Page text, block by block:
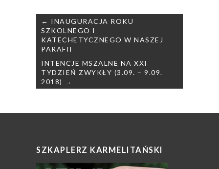
Nawigacja
wpisu
← INAUGURACJA ROKU
SZKOLNEGO I
KATECHETYCZNEGO W NASZEJ
PARAFII
INTENCJE MSZALNE NA XXI
TYDZIEŃ ZWYKŁY (3.09. – 9.09.
2018) →
SZKAPLERZ KARMELITAŃSKI